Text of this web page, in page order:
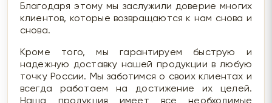
Благодаря этому мы заслужили доверие многих
клиентов, которые возвращаются к нам снова и
снова.
Кроме того, мы гарантируем быструю и
надежную доставку нашей продукции в любую
точку России. Мы заботимся о своих клиентах и
всегда работаем на достижение их целей.
Наша продукция имеет все необходимые